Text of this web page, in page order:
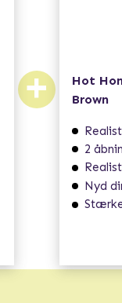
+
Hot
Brown
2
Nyd din